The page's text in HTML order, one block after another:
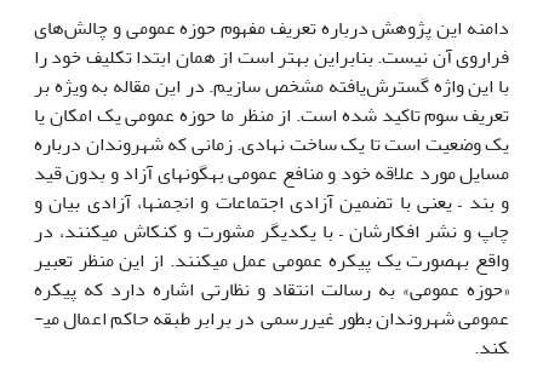
دامنه این پژوهش درباره تعریف مفهوم حوزه عمومی و چالش‌های
فراروی آن نیست. بنابراین بهتر است از همان ابتدا تکلیف خود را
با این واژه گسترش‌یافته مشخص سازیم. در این مقاله به ویژه بر
تعریف سوم تاکید شده است. از منظر ما حوزه عمومی یک امکان یا
یک وضعیت است تا یک ساخت نهادی. زمانی که شهروندان درباره
مسایل مورد علاقه خود و منافع عمومی به­گونه­ای آزاد و بدون قید
و بند – یعنی با تضمین آزادی اجتماعات و انجمن­ها، آزادی بیان و
چاپ و نشر افکارشان – با یکدیگر مشورت و کنکاش می­کنند، در
واقع به­صورت یک پیکره عمومی عمل می­کنند. از این منظر تعبیر
«حوزه عمومی» به رسالت انتقاد و نظارتی اشاره دارد که پیکره
عمومی شهروندان بطور غیررسمی در برابر طبقه حاکم اعمال می­
کند.